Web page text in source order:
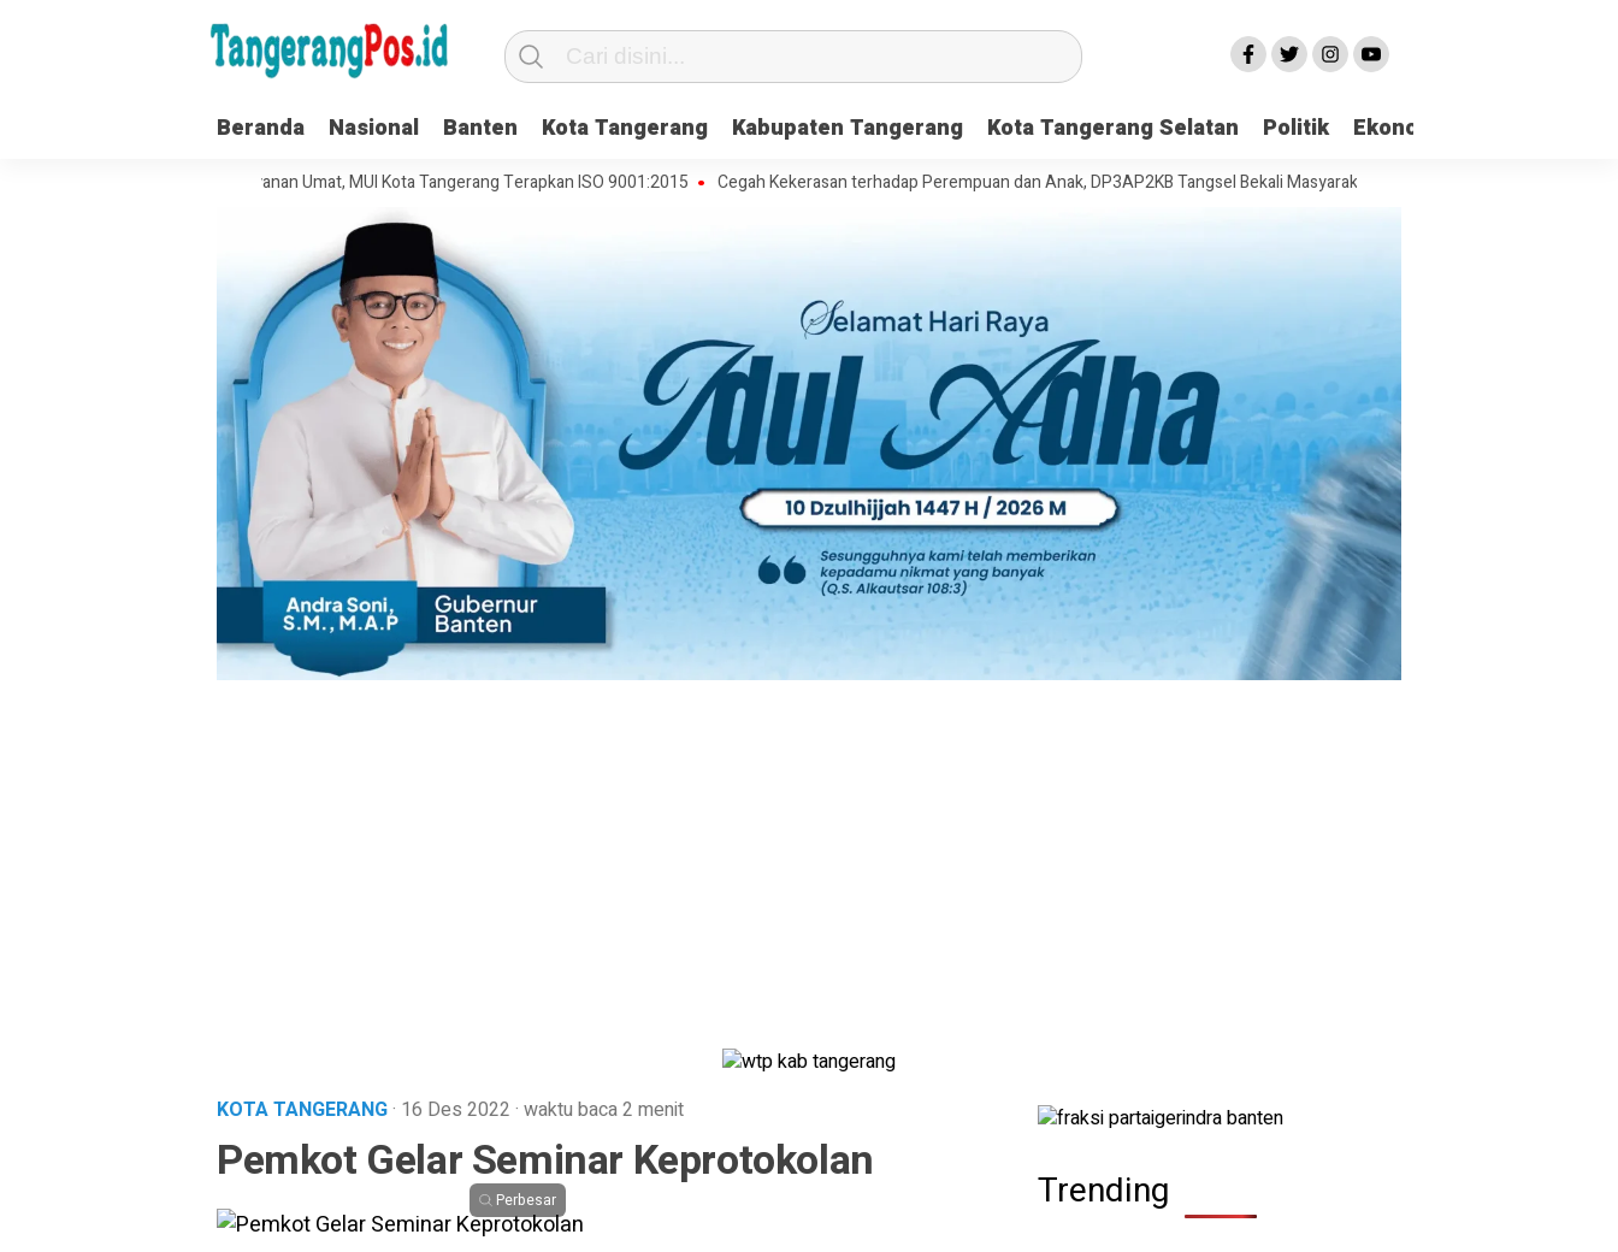
Beranda Nasional Banten Kota Tangerang Kabupaten Tangerang Kota Tangerang Selatan Politik Ekonomi
Organisasi dan Pelayanan Umat, MUI Kota Tangerang Terapkan ISO 9001:2015 Cegah Kekerasan terhadap Perempuan dan Anak, DP3AP2KB Tangsel Bekali Masyarakat Manajemen Stres dan Dukungan
KOTA TANGERANG· 16 Des 2022 · waktu baca 2 menit
Pemkot Gelar Seminar Keprotokolan
Perbesar Trending